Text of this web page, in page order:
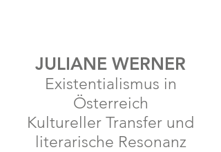
JULIANE WERNER
Existentialismus in
Österreich
Kultureller Transfer und
literarische Resonanz